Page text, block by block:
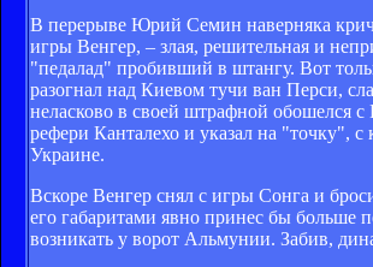
В перерыве Юрий Семин наверняка
игры Венгер, – злая, решительная и
"педалад" пробивший в штангу. Вот
разогнал над Киевом тучи ван Перси,
неласково в своей штрафной обошелся
рефери Канталехо и указал на "точку",
Украине.
Вскоре Венгер снял с игры Сонга и
его габаритами явно принес бы больше
возникать у ворот Альмунии. Забив,